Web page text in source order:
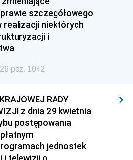
1937 1936
1934
1931
1928
1922
1919 1918
szczegółowego
realizacji niektórych
i
poz. 1042
RADY
z dnia 29 kwietnia
postępowania
jednostek
i telewizji o